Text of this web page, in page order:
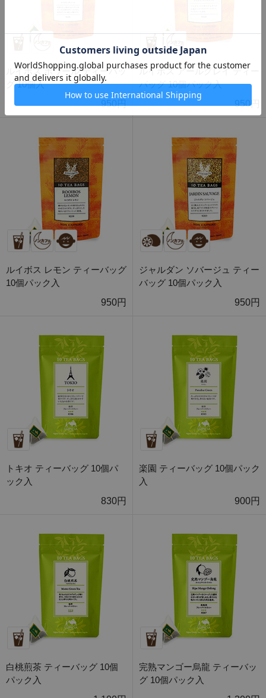
ルイボス ポワール ティーバッ
グ 10個入
950円
ルイボス アールグレイ ティー
バッグ 10個パック入
950円
ルイボス レモン ティーバッグ
10個パック入
950円
ジャルダン ソバージュ ティー
バッグ 10個パック入
950円
トキオ ティーバッグ 10個パ
ック入
830円
楽園 ティーバッグ 10個パック
入
900円
白桃煎茶 ティーバッグ 10個
パック入
完熟マンゴー烏龍 ティーバッ
グ 10個パック入